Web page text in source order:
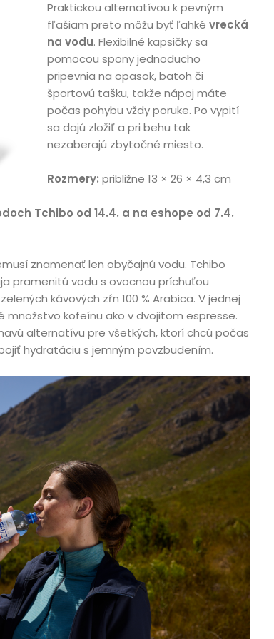
Praktickou alternatívou k pevným
fľašiam preto môžu byť ľahké vrecká
na vodu. Flexibilné kapsičky sa
pomocou spony jednoducho
pripevnia na opasok, batoh či
športovú tašku, takže nápoj máte
počas pohybu vždy poruke. Po vypití
sa dajú zložiť a pri behu tak
nezaberajú zbytočné miesto.
Rozmery: približne 13 × 26 × 4,3 cm
Tchibo od 14.4. a na eshope od 7.4.
znamenať len obyčajnú vodu. Tchibo
pramenitú vodu s ovocnou príchuťou
kávových zŕn 100 % Arabica. V jednej
množstvo kofeínu ako v dvojitom espresse.
alternatívu pre všetkých, ktorí chcú počas
hydratáciu s jemným povzbudením.